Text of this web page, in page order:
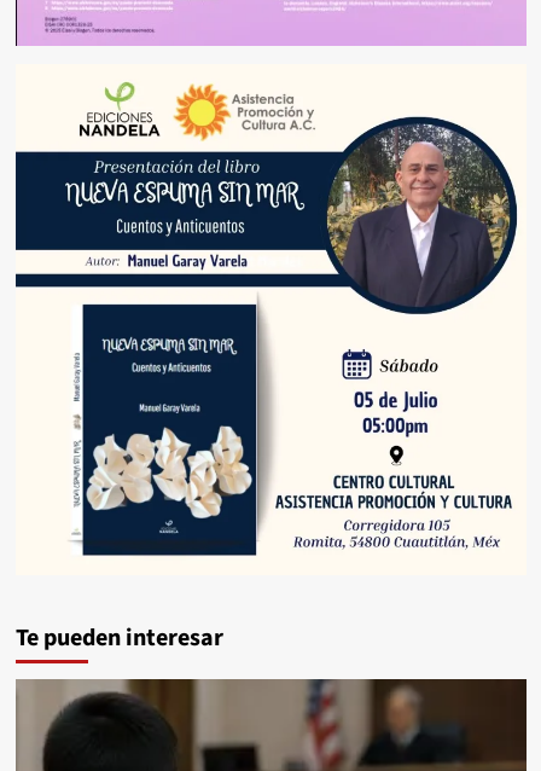
Te pueden interesar